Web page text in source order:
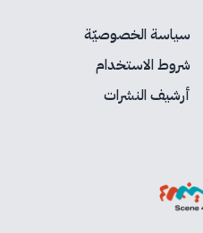
سياسة الخصوصيّة
شروط الاستخدام
أرشيف النشرات